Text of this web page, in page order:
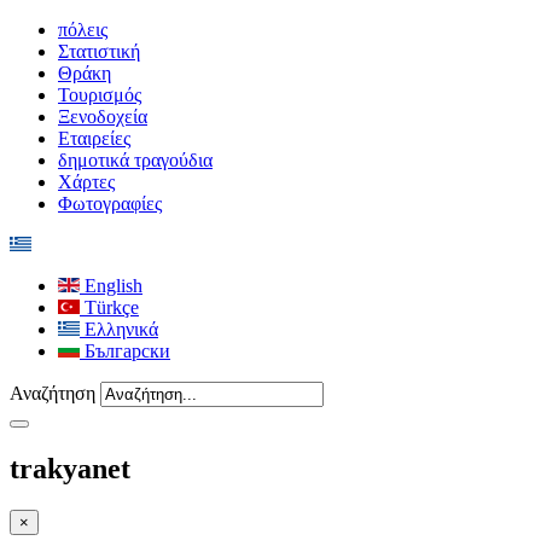
πόλεις
Στατιστική
Θράκη
Τουρισμός
Ξενοδοχεία
Εταιρείες
δημοτικά τραγούδια
Χάρτες
Φωτογραφίες
English
Türkçe
Ελληνικά
Български
Αναζήτηση
trakyanet
×